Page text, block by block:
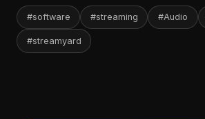
#software #streaming #Audio
#streamyard